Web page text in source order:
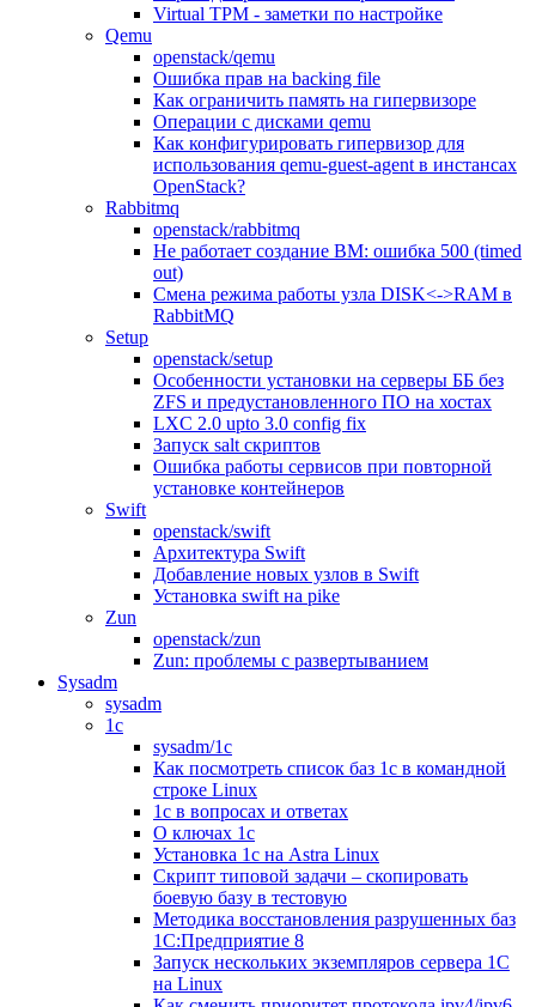
Virtual TPM - заметки по настройке
Qemu
openstack/qemu
Ошибка прав на backing file
Как ограничить память на гипервизоре
Операции с дисками qemu
Как конфигурировать гипервизор для
использования qemu-guest-agent в инстансах
OpenStack?
Rabbitmq
openstack/rabbitmq
Не работает создание ВМ: ошибка 500 (timed
out)
Смена режима работы узла DISK<->RAM в
RabbitMQ
Setup
openstack/setup
Особенности установки на серверы ББ без
ZFS и предустановленного ПО на хостах
LXC 2.0 upto 3.0 config fix
Запуск salt скриптов
Ошибка работы сервисов при повторной
установке контейнеров
Swift
openstack/swift
Архитектура Swift
Добавление новых узлов в Swift
Установка swift на pike
Zun
openstack/zun
Zun: проблемы с развертыванием
Sysadm
sysadm
1c
sysadm/1c
Как посмотреть список баз 1с в командной
строке Linux
1с в вопросах и ответах
О ключах 1с
Установка 1с на Astra Linux
Скрипт типовой задачи – скопировать
боевую базу в тестовую
Методика восстановления разрушенных баз
1С:Предприятие 8
Запуск нескольких экземпляров сервера 1С
на Linux